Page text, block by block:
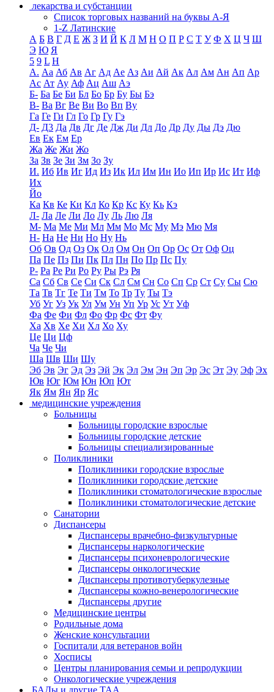
лекарства и субстанции
Список торговых названий на буквы А-Я
1-Z Латинские
А Б В Г Д Е Ж З И Й К Л М Н О П Р С Т У Ф Х Ц Ч Ш
Э Ю Я
5 9 L H
А. Аа Аб Ав Аг Ад Ае Аз Аи Ай Ак Ал Ам Ан Ап Ар
Ас Ат Ау Аф Ац Аш Аэ
Б- Ба Бе Би Бл Бо Бр Бу Бы Бэ
В- Ва Вг Ве Ви Во Вп Ву
Га Ге Ги Гл Го Гр Гу Гэ
Д- Д3 Да Дв Дг Де Дж Ди Дл До Др Ду Ды Дэ Дю
Ев Ек Ем Ер
Жа Же Жи Жо
За Зв Зе Зи Зм Зо Зу
И. Иб Ив Иг Ид Из Ик Ил Им Ин Ио Ип Ир Ис Ит Иф
Их
Йо
Ка Кв Ке Ки Кл Ко Кр Кс Ку Кь Кэ
Л- Ла Ле Ли Ло Лу Ль Лю Ля
М- Ма Ме Ми Мл Мм Мо Мс Му Мэ Мю Мя
Н- На Не Ни Но Ну Нь
Об Ов Од Оз Ок Ол Ом Он Оп Ор Ос От Оф Оц
Па Пе Пз Пи Пк Пл Пн По Пр Пс Пу
Р- Ра Ре Ри Ро Ру Ры Рэ Ря
Са Сб Св Се Си Ск Сл См Сн Со Сп Ср Ст Су Сы Сю
Та Тв Тг Те Ти Тм То Тр Ту Ты Тэ
Уб Уг Уз Ук Ул Ум Ун Уп Ур Ус Ут Уф
Фа Фе Фи Фл Фо Фр Фс Фт Фу
Ха Хв Хе Хи Хл Хо Ху
Це Ци Цф
Ча Че Чи
Ша Шв Ши Шу
Эб Эв Эг Эд Эз Эй Эк Эл Эм Эн Эп Эр Эс Эт Эу Эф Эх
Юв Юг Юм Юн Юп Ют
Як Ям Ян Яр Яс
медицинские учреждения
Больницы
Больницы городские взрослые
Больницы городские детские
Больницы специализированные
Поликлиники
Поликлиники городские взрослые
Поликлиники городские детские
Поликлиники стоматологические взрослые
Поликлиники стоматологические детские
Санатории
Диспансеры
Диспансеры врачебно-физкультурные
Диспансеры наркологические
Диспансеры психоневрологические
Диспансеры онкологические
Диспансеры противотуберкулезные
Диспансеры кожно-венерологические
Диспансеры другие
Медицинские центры
Родильные дома
Женские консультации
Госпитали для ветеранов войн
Хосписы
Центры планирования семьи и репродукции
Онкологические учреждения
БАДы и другие ТАА